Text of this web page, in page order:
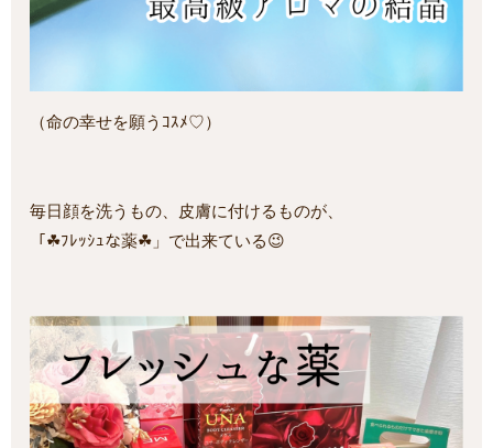
（命の幸せを願うｺｽﾒ♡）
毎日顔を洗うもの、皮膚に付けるものが、
「☘ﾌﾚｯｼｭな薬☘」で出来ている😉